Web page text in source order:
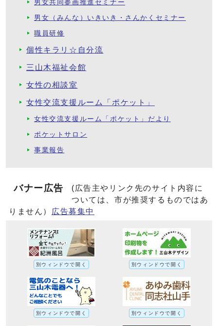
男女共同参画推進セミナー
男女（みんな）いきいき・さんかくセミナー
職員研修
個性キラリ☆自分流
三山木福祉会館
女性の相談室
女性交流支援ルーム「ポケット」
女性交流支援ルーム「ポケット」だより
ポケットサロン
事業報告
バナー広告
(広告主やリンク先のサイト内容に
ついては、市が推奨するものではあ
りません）
広告募集中
別ウィンドウで開く 別ウィンドウで開く
別ウィンドウで開く 別ウィンドウで開く